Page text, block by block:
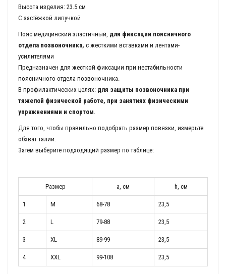
Высота изделия: 23.5 см
С застёжкой липучкой
Пояс медицинский эластичный, для фиксации поясничного
отдела позвоночника, c жесткими вставками и лентами-
усилителями
Предназначен для жесткой фиксации при нестабильности
поясничного отдела позвоночника.
В профилактических целях: для защиты позвоночника при
тяжелой физической работе, при занятиях физическими
упражнениями и спортом.
Для того, чтобы правильно подобрать размер повязки, измерьте
обхват талии.
Затем выберите подходящий размер по таблице:
Размер a, см h, см
1 M 68-78 23,5
2 L 79-88 23,5
3 XL 89-99 23,5
4 XXL 99-108 23,5